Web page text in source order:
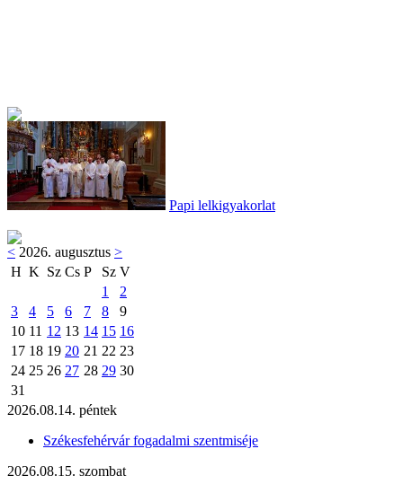
Papi lelkigyakorlat
< 2026. augusztus >
H K Sz Cs P Sz V
1
2
3
4 5 6 7 8
9
10 11 12 13 14 15 16
17 18 19 20 21 22 23
24 25 26 27 28 29 30
31
2026.08.14. péntek
Székesfehérvár fogadalmi szentmiséje
2026.08.15. szombat